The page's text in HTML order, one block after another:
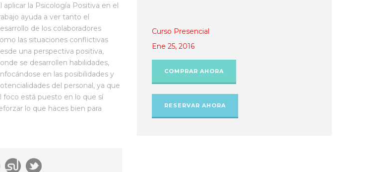
Curso Presencial
Ene 25, 2016
COMPRAR AHORA
RESERVAR AHORA
aplicar la Psicología Positiva en el
ayuda a ver tanto el
de los colaboradores
las situaciones conflictivas
una perspectiva positiva,
se desarrollen habilidades,
en las posibilidades y
del personal, ya que
foco está puesto en lo que sí
lo que haces bien para